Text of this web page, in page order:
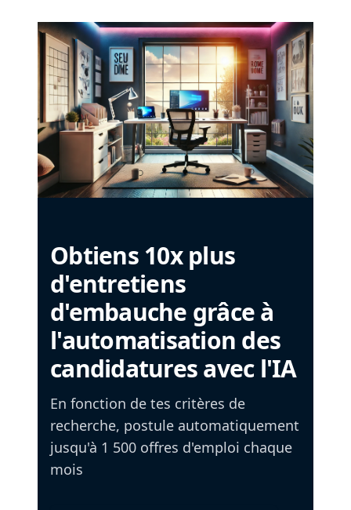
Obtiens 10x plus
d'entretiens
d'embauche grâce à
l'automatisation des
candidatures avec l'IA
En fonction de tes critères de
recherche, postule automatiquement
jusqu'à 1 500 offres d'emploi chaque
mois